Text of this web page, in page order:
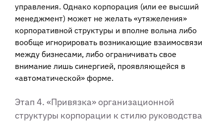
управления. Однако корпорация (или ее высший
менеджмент) может не желать «утяжеления»
корпоративной структуры и вполне вольна либо
вообще игнорировать возникающие взаимосвязи
между бизнесами, либо ограничивать свое
внимание лишь синергией, проявляющейся в
«автоматической» форме.
Этап 4. «Привязка» организационной
структуры корпорации к стилю руководства